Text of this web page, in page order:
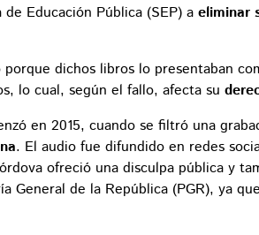
Educación Pública (SEP) a eliminar
porque dichos libros lo presentaban
lo cual, según el fallo, afecta su
en 2015, cuando se filtró una
. El audio fue difundido en redes
ofreció una disculpa pública y
General de la República (PGR), ya